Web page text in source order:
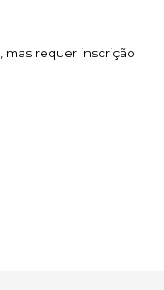
mas requer inscrição